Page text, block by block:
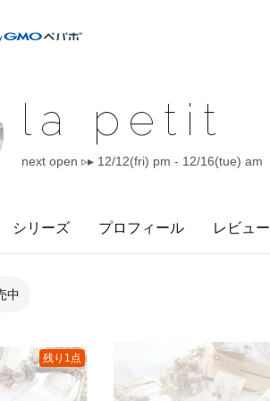
la petit
next open ▹▸ 12/12(fri) pm - 12/16(tue) am
シリーズ プロフィール レビュー
中
残り1点